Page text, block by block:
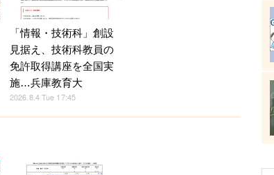
「情報・技術科」創設
見据え、技術科教員の
免許取得講座を全国実
施…兵庫教育大
2026.8.4 Tue 17:45